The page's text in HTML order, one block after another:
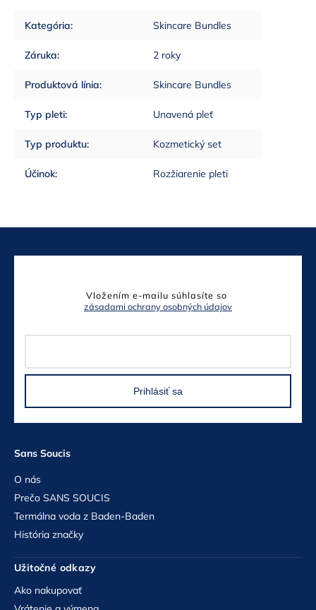
Kategória: Skincare Bundles
Záruka: 2 roky
Produktová línia: Skincare Bundles
Typ pleti: Unavená pleť
Typ produktu: Kozmetický set
Účinok: Rozžiarenie pleti
Sans Soucis
O nás
Prečo SANS SOUCIS
Termálna voda z Baden-Baden
História značky
Užitočné odkazy
Ako nakupovať
Vložením e-mailu súhlasíte so
zásadami ochrany osobných údajov
Prihlásiť sa